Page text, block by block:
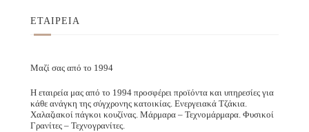
ΕΤΑΙΡΕΙΑ
Μαζί σας από το 1994
Η εταιρεία μας από το 1994 προσφέρει προϊόντα και υπηρεσίες για
κάθε ανάγκη της σύγχρονης κατοικίας. Ενεργειακά Τζάκια.
Χαλαζιακοί πάγκοι κουζίνας. Μάρμαρα – Τεχνομάρμαρα. Φυσικοί
Γρανίτες – Τεχνογρανίτες.